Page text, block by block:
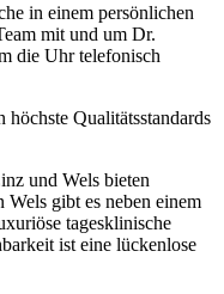
in einem persönlichen
mit und um Dr.
die Uhr telefonisch
Qualitätsstandards
und Wels bieten
Wels gibt es neben einem
tagesklinische
ist eine lückenlose